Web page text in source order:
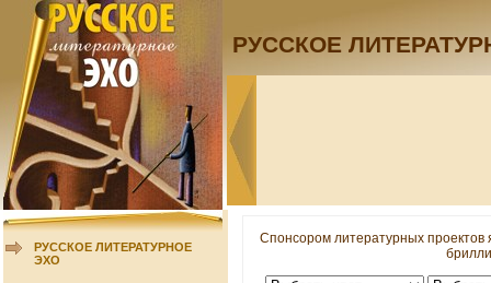
РУССКОЕ
РУССКОЕ ЛИТЕРАТУРНОЕ
ЭХО
Спонсором литературных